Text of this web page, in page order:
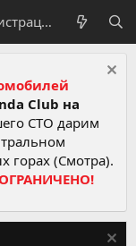
Регистрация
Club на
СТО дарим
горах (Смотра).